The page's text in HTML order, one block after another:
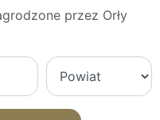
przez Orły